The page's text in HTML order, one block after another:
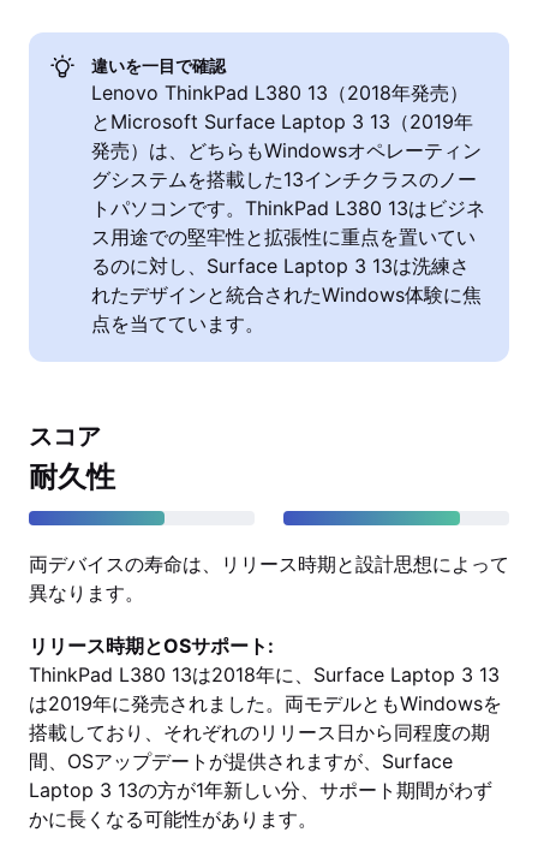
違いを一目で確認
Lenovo ThinkPad L380 13（2018年発売）
とMicrosoft Surface Laptop 3 13（2019年
発売）は、どちらもWindowsオペレーティン
グシステムを搭載した13インチクラスのノー
トパソコンです。ThinkPad L380 13はビジネ
ス用途での堅牢性と拡張性に重点を置いてい
るのに対し、Surface Laptop 3 13は洗練さ
れたデザインと統合されたWindows体験に焦
点を当てています。
スコア
耐久性
両デバイスの寿命は、リリース時期と設計思想によって
異なります。
リリース時期とOSサポート:
ThinkPad L380 13は2018年に、Surface Laptop 3 13
は2019年に発売されました。両モデルともWindowsを
搭載しており、それぞれのリリース日から同程度の期
間、OSアップデートが提供されますが、Surface
Laptop 3 13の方が1年新しい分、サポート期間がわず
かに長くなる可能性があります。